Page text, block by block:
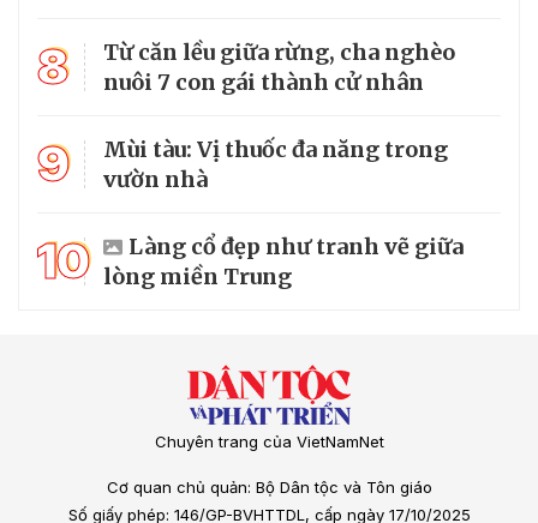
8
Từ căn lều giữa rừng, cha nghèo
nuôi 7 con gái thành cử nhân
9
Mùi tàu: Vị thuốc đa năng trong
vườn nhà
10
Làng cổ đẹp như tranh vẽ giữa
lòng miền Trung
Chuyên trang của VietNamNet
Cơ quan chủ quản: Bộ Dân tộc và Tôn giáo
Số giấy phép: 146/GP-BVHTTDL, cấp ngày 17/10/2025